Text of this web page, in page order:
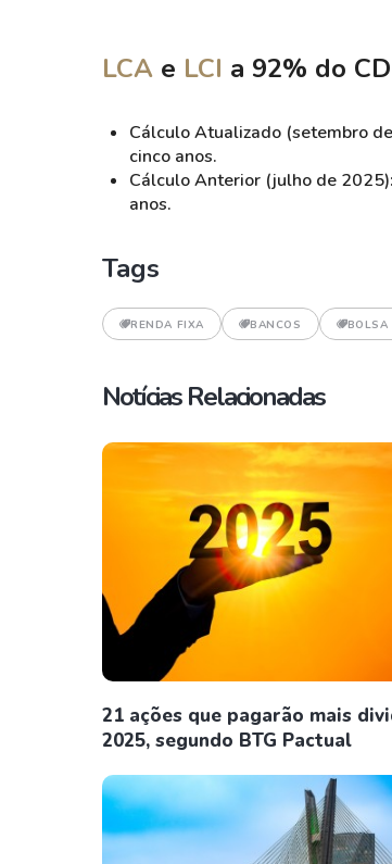
LCA e LCI a 92% do
Cálculo Atualizado (setembro
cinco anos.
Cálculo Anterior (julho de
anos.
Tags
RENDA FIXA BANCOS BOLSA
Notícias Relacionadas
21 ações que pagarão mais
2025, segundo BTG Pactual